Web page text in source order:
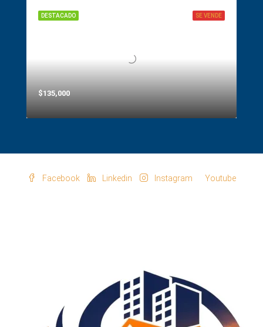
SE VENDE
DESTACADO
$135,000
Facebook Linkedin Instagram Youtube